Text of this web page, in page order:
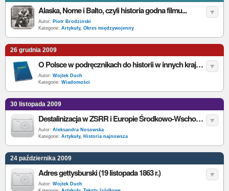
Alaska, Nome i Balto, czyli historia godna filmu...
Autor: Piotr Brodzinski
Kategorie: Artykuły, Okres międzywojenny
26 grudnia 2009
O Polsce w podręcznikach do historii w innych krajach
Autor: Wojtek Duch
Kategorie: Wiadomości
30 listopada 2009
Destalinizacja w ZSRR i Europie Środkowo-Wschodniej
Autor: Aleksandra Nosowska
Kategorie: Artykuły, Historia najnowsza
24 października 2009
Adres gettysburski (19 listopada 1863 r.)
Autor: Wojtek Duch